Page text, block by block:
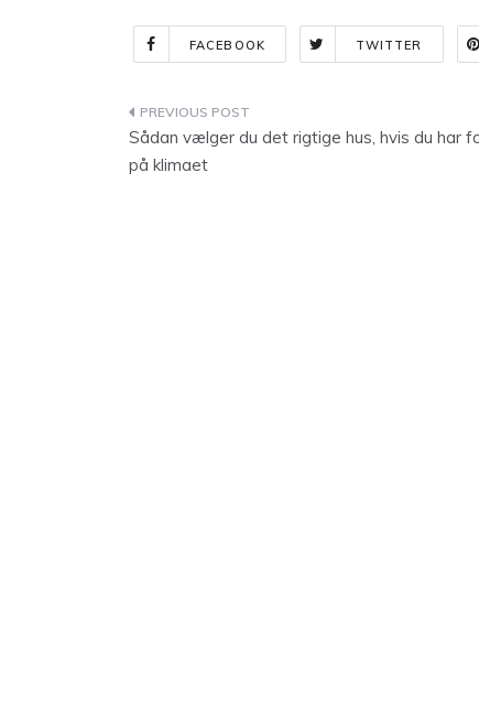
FACEBOOK TWITTER
Indlægsnavigation
Sådan vælger du det rigtige hus, hvis du har
på klimaet